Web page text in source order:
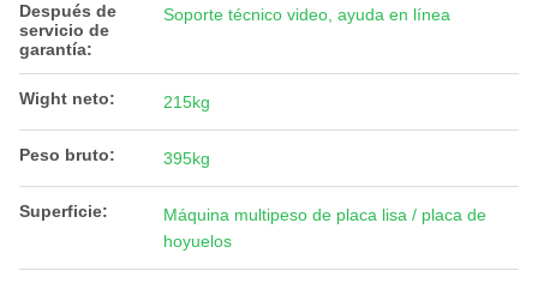
Después de
servicio de
garantía:
Soporte técnico video, ayuda en línea
Wight neto: 215kg
Peso bruto: 395kg
Superficie:
Máquina multipeso de placa lisa / placa de
hoyuelos